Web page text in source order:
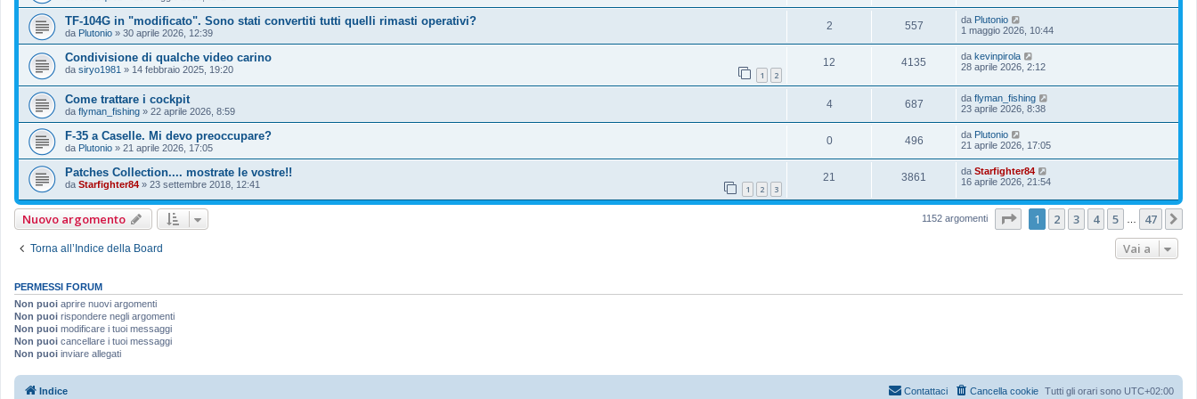
TF-104G in "modificato". Sono stati convertiti tutti quelli rimasti operativi?
da Plutonio » 30 aprile 2026, 12:39
2 557 da Plutonio
1 maggio 2026, 10:44
Condivisione di qualche video carino
da siryo1981 » 14 febbraio 2025, 19:20 1 2
12 4135 da kevinpirola
28 aprile 2026, 2:12
Come trattare i cockpit
da flyman_fishing » 22 aprile 2026, 8:59
4 687 da flyman_fishing
23 aprile 2026, 8:38
F-35 a Caselle. Mi devo preoccupare?
da Plutonio » 21 aprile 2026, 17:05
0 496 da Plutonio
21 aprile 2026, 17:05
Patches Collection.... mostrate le vostre!!
da Starfighter84 » 23 settembre 2018, 12:41 1 2 3
21 3861 da Starfighter84
16 aprile 2026, 21:54
Nuovo argomento 1152 argomenti Pagina di 47
1 2 3 4 5 47
Torna all’Indice della Board Vai a
PERMESSI FORUM
Non puoi aprire nuovi argomenti
Non puoi rispondere negli argomenti
Non puoi modificare i tuoi messaggi
Non puoi cancellare i tuoi messaggi
Non puoi inviare allegati
Indice Tutti gli orari sono UTC+02:00
Cancella cookie
Contattaci